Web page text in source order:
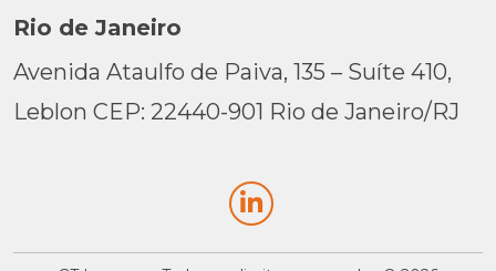
Rio de Janeiro
Avenida Ataulfo de Paiva, 135 – Suíte 410,
Leblon CEP: 22440-901 Rio de Janeiro/RJ